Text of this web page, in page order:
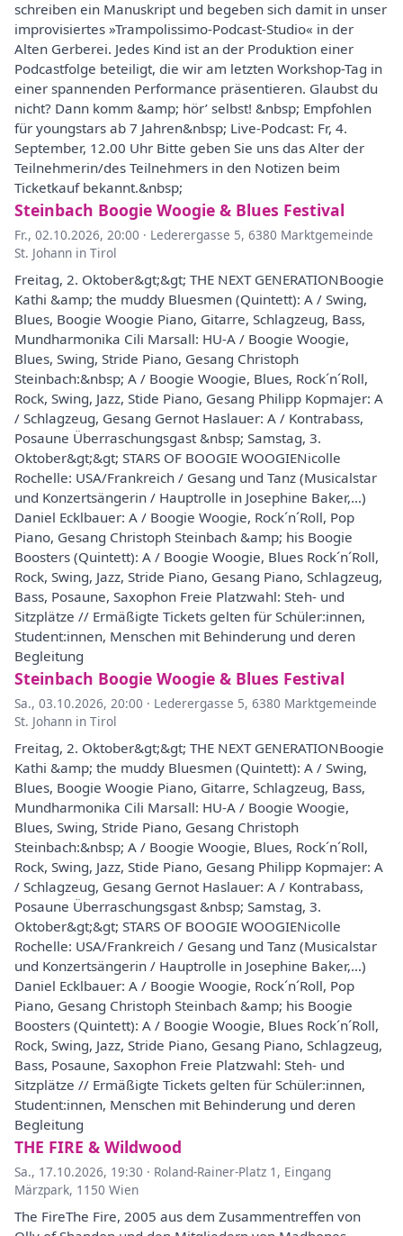
schreiben ein Manuskript und begeben sich damit in unser
improvisiertes »Trampolissimo-Podcast-Studio« in der
Alten Gerberei. Jedes Kind ist an der Produktion einer
Podcastfolge beteiligt, die wir am letzten Workshop-Tag in
einer spannenden Performance präsentieren. Glaubst du
nicht? Dann komm &amp; hör’ selbst! &nbsp; Empfohlen
für youngstars ab 7 Jahren&nbsp; Live-Podcast: Fr, 4.
September, 12.00 Uhr Bitte geben Sie uns das Alter der
Teilnehmerin/des Teilnehmers in den Notizen beim
Ticketkauf bekannt.&nbsp;
Steinbach Boogie Woogie & Blues Festival
Fr., 02.10.2026, 20:00 · Lederergasse 5, 6380 Marktgemeinde
St. Johann in Tirol
Freitag, 2. Oktober&gt;&gt; THE NEXT GENERATIONBoogie
Kathi &amp; the muddy Bluesmen (Quintett): A / Swing,
Blues, Boogie Woogie Piano, Gitarre, Schlagzeug, Bass,
Mundharmonika Cili Marsall: HU-A / Boogie Woogie,
Blues, Swing, Stride Piano, Gesang Christoph
Steinbach:&nbsp; A / Boogie Woogie, Blues, Rock´n´Roll,
Rock, Swing, Jazz, Stide Piano, Gesang Philipp Kopmajer: A
/ Schlagzeug, Gesang Gernot Haslauer: A / Kontrabass,
Posaune Überraschungsgast &nbsp; Samstag, 3.
Oktober&gt;&gt; STARS OF BOOGIE WOOGIENicolle
Rochelle: USA/Frankreich / Gesang und Tanz (Musicalstar
und Konzertsängerin / Hauptrolle in Josephine Baker,…)
Daniel Ecklbauer: A / Boogie Woogie, Rock´n´Roll, Pop
Piano, Gesang Christoph Steinbach &amp; his Boogie
Boosters (Quintett): A / Boogie Woogie, Blues Rock´n´Roll,
Rock, Swing, Jazz, Stride Piano, Gesang Piano, Schlagzeug,
Bass, Posaune, Saxophon Freie Platzwahl: Steh- und
Sitzplätze // Ermäßigte Tickets gelten für Schüler:innen,
Student:innen, Menschen mit Behinderung und deren
Begleitung
Steinbach Boogie Woogie & Blues Festival
Sa., 03.10.2026, 20:00 · Lederergasse 5, 6380 Marktgemeinde
St. Johann in Tirol
Freitag, 2. Oktober&gt;&gt; THE NEXT GENERATIONBoogie
Kathi &amp; the muddy Bluesmen (Quintett): A / Swing,
Blues, Boogie Woogie Piano, Gitarre, Schlagzeug, Bass,
Mundharmonika Cili Marsall: HU-A / Boogie Woogie,
Blues, Swing, Stride Piano, Gesang Christoph
Steinbach:&nbsp; A / Boogie Woogie, Blues, Rock´n´Roll,
Rock, Swing, Jazz, Stide Piano, Gesang Philipp Kopmajer: A
/ Schlagzeug, Gesang Gernot Haslauer: A / Kontrabass,
Posaune Überraschungsgast &nbsp; Samstag, 3.
Oktober&gt;&gt; STARS OF BOOGIE WOOGIENicolle
Rochelle: USA/Frankreich / Gesang und Tanz (Musicalstar
und Konzertsängerin / Hauptrolle in Josephine Baker,…)
Daniel Ecklbauer: A / Boogie Woogie, Rock´n´Roll, Pop
Piano, Gesang Christoph Steinbach &amp; his Boogie
Boosters (Quintett): A / Boogie Woogie, Blues Rock´n´Roll,
Rock, Swing, Jazz, Stride Piano, Gesang Piano, Schlagzeug,
Bass, Posaune, Saxophon Freie Platzwahl: Steh- und
Sitzplätze // Ermäßigte Tickets gelten für Schüler:innen,
Student:innen, Menschen mit Behinderung und deren
Begleitung
THE FIRE & Wildwood
Sa., 17.10.2026, 19:30 · Roland-Rainer-Platz 1, Eingang
Märzpark, 1150 Wien
The FireThe Fire, 2005 aus dem Zusammentreffen von